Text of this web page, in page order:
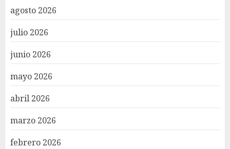
agosto 2026
julio 2026
junio 2026
mayo 2026
abril 2026
marzo 2026
febrero 2026